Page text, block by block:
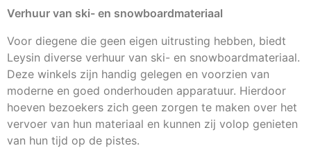
Verhuur van ski- en snowboardmateriaal
Voor diegene die geen eigen uitrusting hebben, biedt
Leysin diverse verhuur van ski- en snowboardmateriaal.
Deze winkels zijn handig gelegen en voorzien van
moderne en goed onderhouden apparatuur. Hierdoor
hoeven bezoekers zich geen zorgen te maken over het
vervoer van hun materiaal en kunnen zij volop genieten
van hun tijd op de pistes.